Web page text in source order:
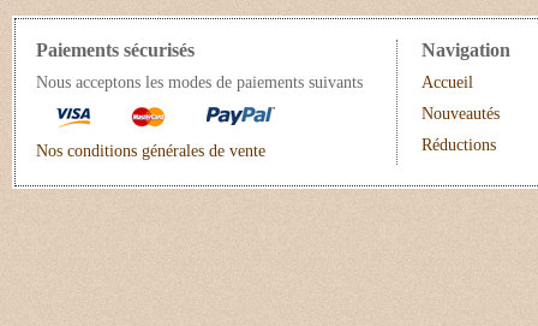
Paiements sécurisés
Nous acceptons les modes de paiements suivants
Nos conditions générales de vente
Navigation
Accueil
Nouveautés
Réductions